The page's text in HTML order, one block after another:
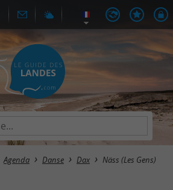
Agenda Danse Dax Näss (Les Gens)